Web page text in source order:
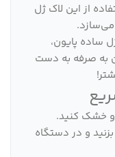
از این لاک ژل
ساده پایون،
به صرفه به دست
و خشک کنید.
و در دستگاه